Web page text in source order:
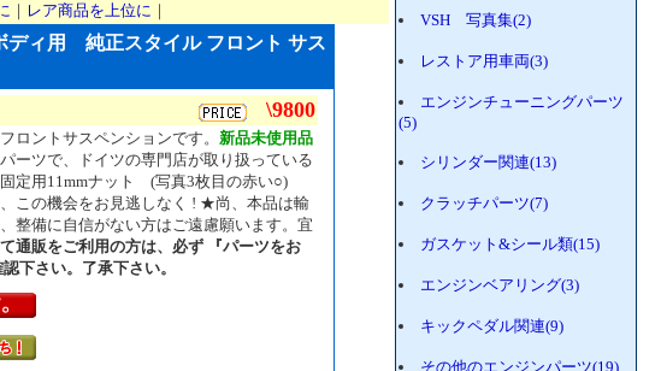
｜ レア商品を上位に ｜
ディ用 純正スタイル フロント サス
\9800
ロントサスペンションです。 新品未使用品
ーツで、ドイツの専門店が取り扱っている
定用11mmナット (写真3枚目の赤い○)
この機会をお見逃しなく ! ★尚、本品は輸
整備に自信がない方はご遠慮願います。宜
通販をご利用の方は、必ず 『パーツをお
下さい。了承下さい。
VSH 写真集(2)
レストア用車両(3)
エンジンチューニングパーツ
(5)
シリンダー関連(13)
クラッチパーツ(7)
ガスケット&シール類(15)
エンジンベアリング(3)
キックペダル関連(9)
その他のエンジンパーツ(19)